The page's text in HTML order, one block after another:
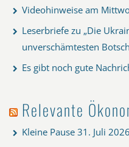
Videohinweise am
Leserbriefe zu „Die
unverschämtesten
Es gibt noch gute
Relevante
Kleine Pause 31. Juli 2026